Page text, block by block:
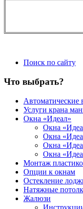
Поиск по сайту
Что выбрать?
Автоматические
Услуги крана
Окна «Идеал»
Окна
Окна
Окна
Окна
Монтаж
Опции к окнам
Остекление
Натяжные
Жалюзи